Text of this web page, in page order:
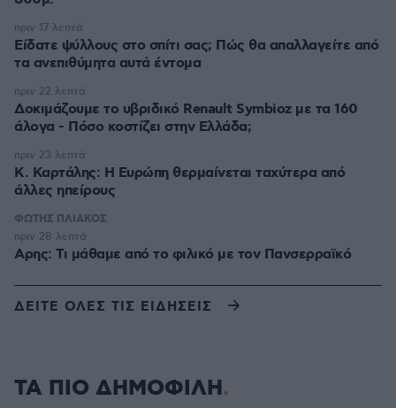
Είδατε ψύλλους στο σπίτι σας; Πώς θα απαλλαγείτε από
τα ανεπιθύμητα αυτά έντομα
πριν 17 λεπτά
Δοκιμάζουμε το υβριδικό Renault Symbioz με τα 160
άλογα - Πόσο κοστίζει στην Ελλάδα;
πριν 22 λεπτά
Κ. Καρτάλης: Η Ευρώπη θερμαίνεται ταχύτερα από
άλλες ηπείρους
πριν 23 λεπτά
ΦΩΤΗΣ ΠΛΙΑΚΟΣ
Αρης: Τι μάθαμε από το φιλικό με τον Πανσερραϊκό
πριν 28 λεπτά
ΔΕΙΤΕ ΟΛΕΣ ΤΙΣ ΕΙΔΗΣΕΙΣ
ΤΑ ΠΙΟ ΔΗΜΟΦΙΛΗ